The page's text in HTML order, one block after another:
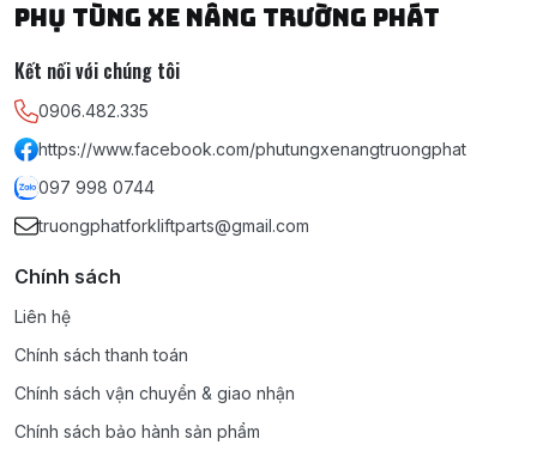
PHỤ TÙNG XE NÂNG TRƯỜNG PHÁT
Kết nối với chúng tôi
0906.482.335
https://www.facebook.com/phutungxenangtruongphat
097 998 0744
truongphatforkliftparts@gmail.com
Chính sách
Liên hệ
Chính sách thanh toán
Chính sách vận chuyển & giao nhận
Chính sách bảo hành sản phẩm